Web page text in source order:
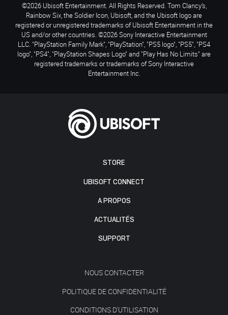
STORE
UBISOFT CONNECT
A PROPOS
ACTUALITÉS
SUPPORT
NOUS CONTACTER
POLITIQUE DE CONFIDENTIALITÉ
CONDITIONS D'UTILISATION
©2026 Ubisoft Entertainment. All Rights Reserved. Tom Clancy’s,
Rainbow Six, the Soldier Icon, Ubisoft, and the Ubisoft logo are
registered or unregistered trademarks of Ubisoft Entertainment in the
US and/or other countries. ©2026 Sony Interactive Entertainment
LLC. "PlayStation Family Mark", "PlayStation", "PS5 logo", "PS5", "PS4
logo", "PS4", "PlayStation Shapes Logo" and "Play Has No Limits" are
registered trademarks or trademarks of Sony Interactive
Entertainment Inc.